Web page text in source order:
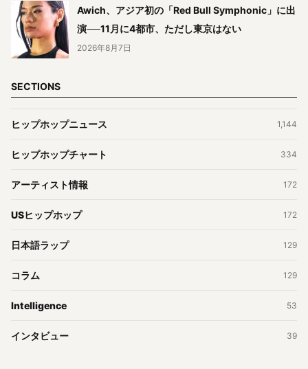
Awich、アジア初の「Red Bull Symphonic」に出
演──11月に4都市、ただし東京はない
2026年8月7日
SECTIONS
ヒップホップニュース 1,144
ヒップホップチャート 334
アーティスト情報 172
USヒップホップ 172
日本語ラップ 129
コラム 129
Intelligence 53
インタビュー 39